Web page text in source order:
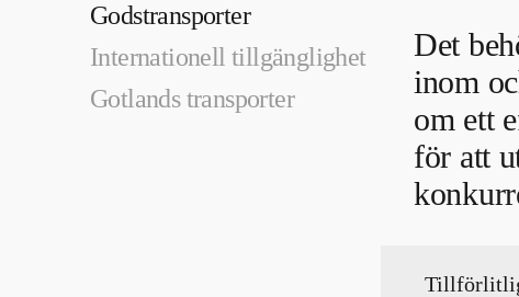
Godstransporter
Internationell tillgänglighet
Gotlands transporter
Det
inom
om ett
för att